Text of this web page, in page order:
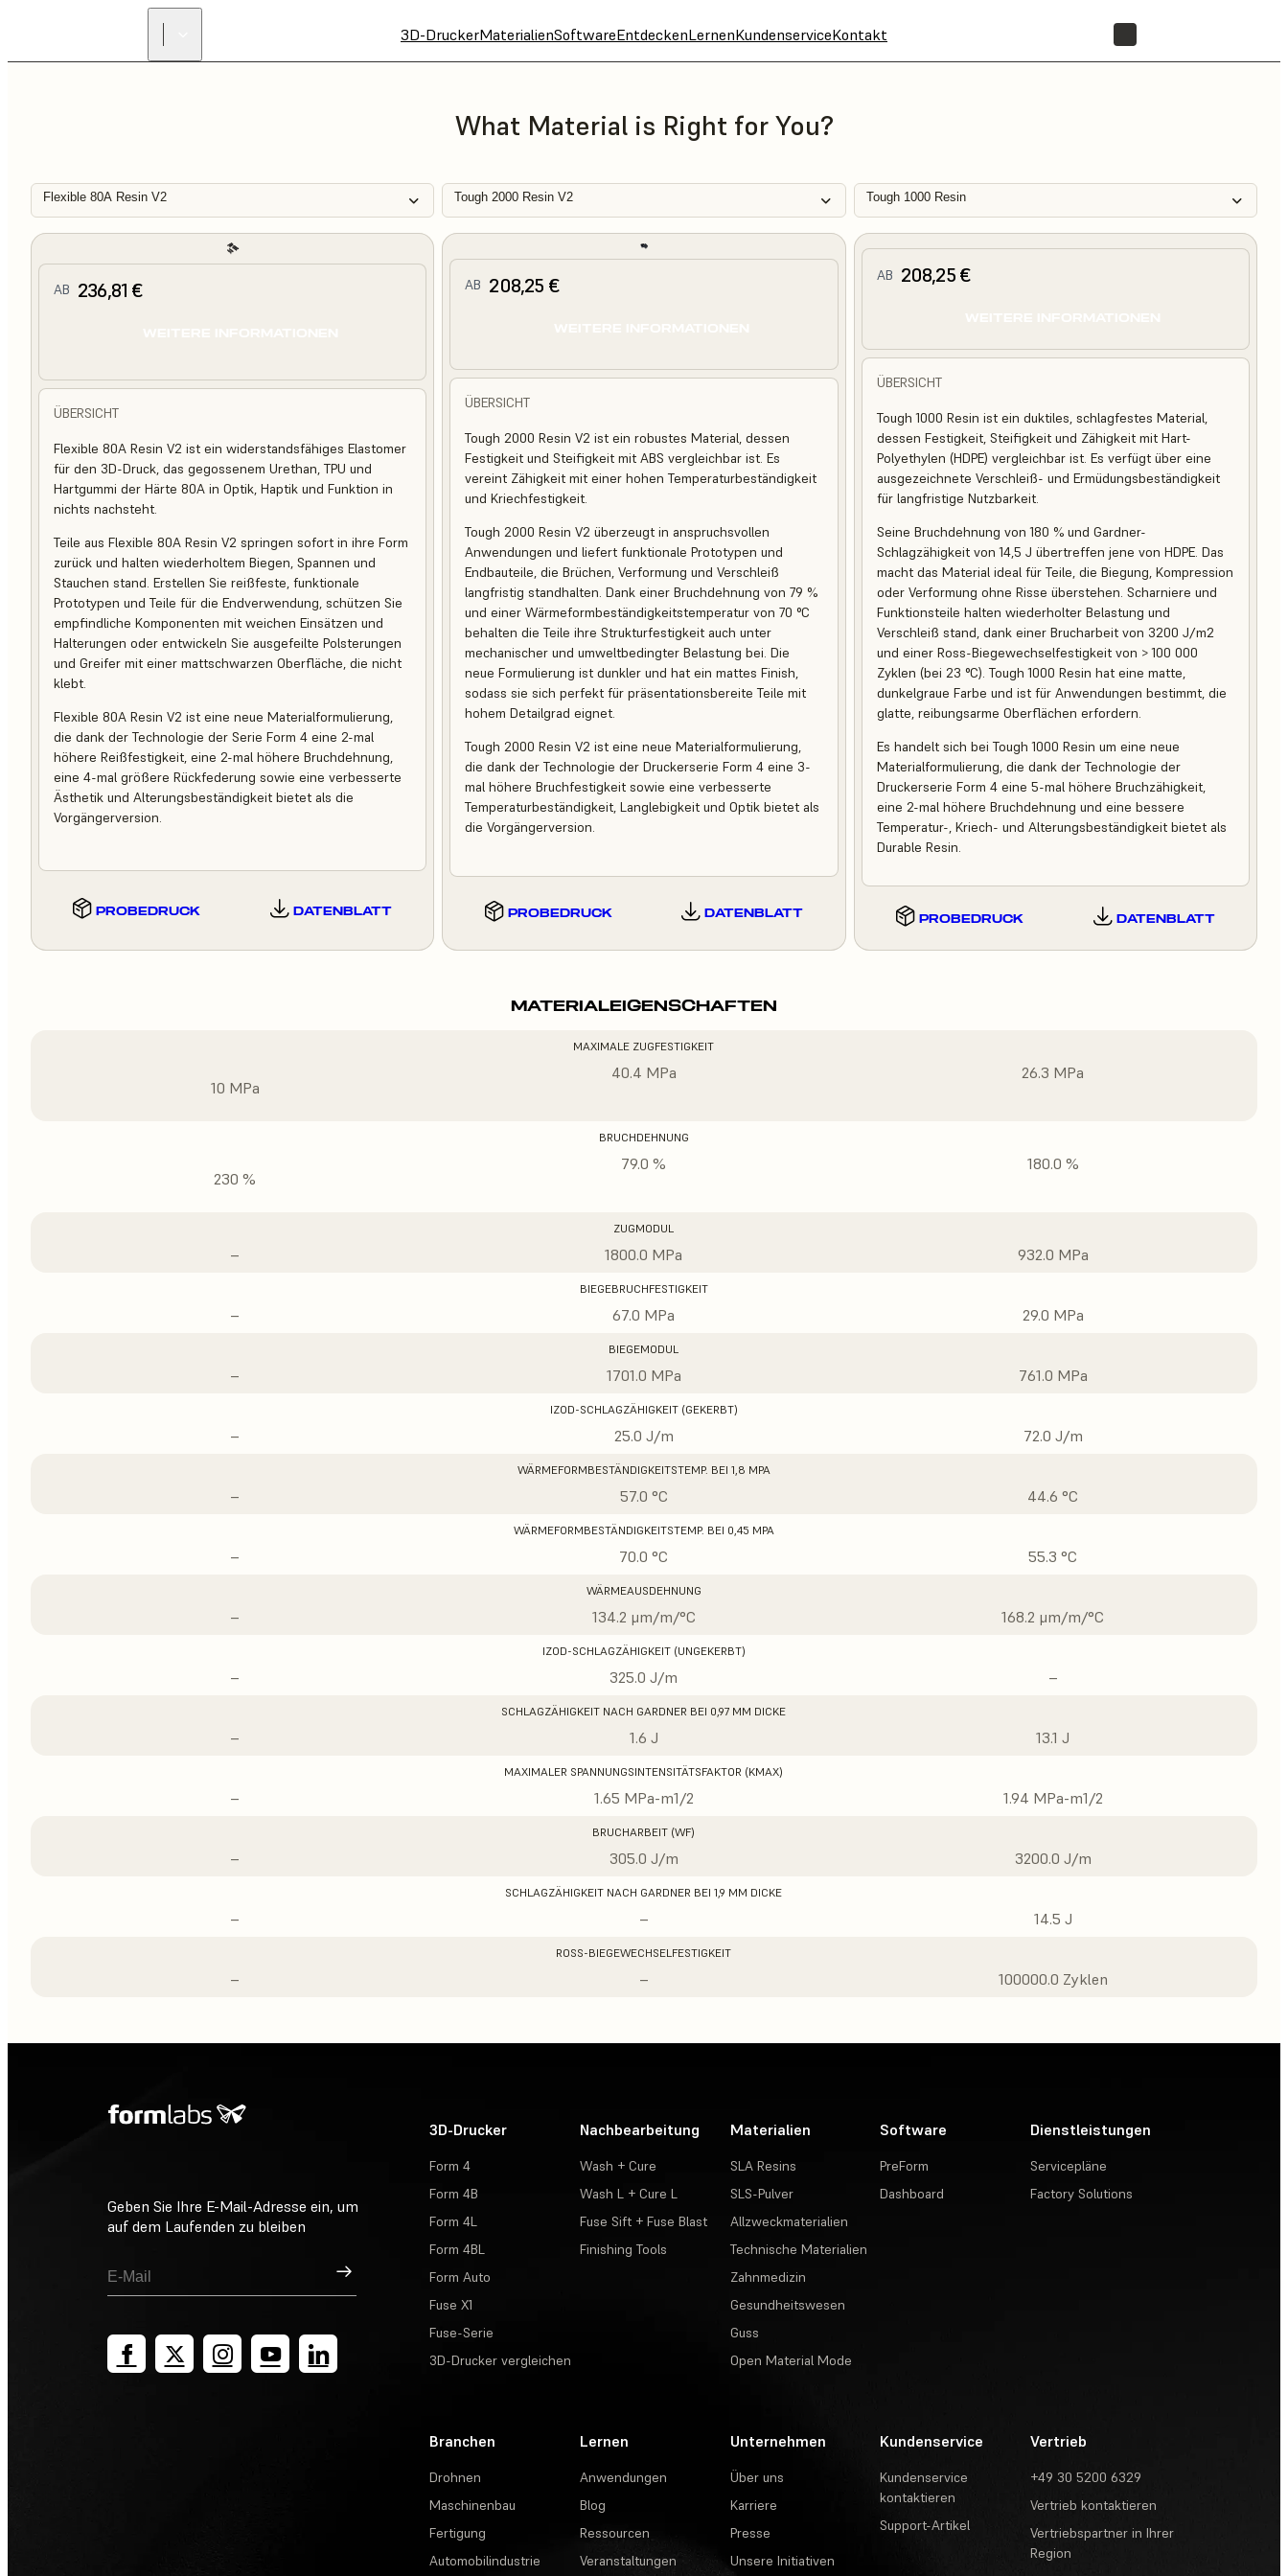
3D-DruckerMaterialienSoftwareEntdeckenLernenKundenserviceKontakt
What Material is Right for You?
Flexible 80A Resin V2 Tough 2000 Resin V2 Tough 1000 Resin
AB 236,81 €
ÜBERSICHT
Flexible 80A Resin V2 ist ein widerstandsfähiges Elastomer
für den 3D-Druck, das gegossenem Urethan, TPU und
Hartgummi der Härte 80A in Optik, Haptik und Funktion in
nichts nachsteht.
Teile aus Flexible 80A Resin V2 springen sofort in ihre Form
zurück und halten wiederholtem Biegen, Spannen und
Stauchen stand. Erstellen Sie reißfeste, funktionale
Prototypen und Teile für die Endverwendung, schützen Sie
empfindliche Komponenten mit weichen Einsätzen und
Halterungen oder entwickeln Sie ausgefeilte Polsterungen
und Greifer mit einer mattschwarzen Oberfläche, die nicht
klebt.
Flexible 80A Resin V2 ist eine neue Materialformulierung,
die dank der Technologie der Serie Form 4 eine 2-mal
höhere Reißfestigkeit, eine 2-mal höhere Bruchdehnung,
eine 4-mal größere Rückfederung sowie eine verbesserte
Ästhetik und Alterungsbeständigkeit bietet als die
Vorgängerversion.
PROBEDRUCK DATENBLATT
AB 208,25 €
ÜBERSICHT
Tough 2000 Resin V2 ist ein robustes Material, dessen
Festigkeit und Steifigkeit mit ABS vergleichbar ist. Es
vereint Zähigkeit mit einer hohen Temperaturbeständigkeit
und Kriechfestigkeit.
Tough 2000 Resin V2 überzeugt in anspruchsvollen
Anwendungen und liefert funktionale Prototypen und
Endbauteile, die Brüchen, Verformung und Verschleiß
langfristig standhalten. Dank einer Bruchdehnung von 79 %
und einer Wärmeformbeständigkeitstemperatur von 70 °C
behalten die Teile ihre Strukturfestigkeit auch unter
mechanischer und umweltbedingter Belastung bei. Die
neue Formulierung ist dunkler und hat ein mattes Finish,
sodass sie sich perfekt für präsentationsbereite Teile mit
hohem Detailgrad eignet.
Tough 2000 Resin V2 ist eine neue Materialformulierung,
die dank der Technologie der Druckerserie Form 4 eine 3-
mal höhere Bruchfestigkeit sowie eine verbesserte
Temperaturbeständigkeit, Langlebigkeit und Optik bietet als
die Vorgängerversion.
PROBEDRUCK DATENBLATT
AB 208,25 €
ÜBERSICHT
Tough 1000 Resin ist ein duktiles, schlagfestes Material,
dessen Festigkeit, Steifigkeit und Zähigkeit mit Hart-
Polyethylen (HDPE) vergleichbar ist. Es verfügt über eine
ausgezeichnete Verschleiß- und Ermüdungsbeständigkeit
für langfristige Nutzbarkeit.
Seine Bruchdehnung von 180 % und Gardner-
Schlagzähigkeit von 14,5 J übertreffen jene von HDPE. Das
macht das Material ideal für Teile, die Biegung, Kompression
oder Verformung ohne Risse überstehen. Scharniere und
Funktionsteile halten wiederholter Belastung und
Verschleiß stand, dank einer Brucharbeit von 3200 J/m2
und einer Ross-Biegewechselfestigkeit von > 100 000
Zyklen (bei 23 °C). Tough 1000 Resin hat eine matte,
dunkelgraue Farbe und ist für Anwendungen bestimmt, die
glatte, reibungsarme Oberflächen erfordern.
Es handelt sich bei Tough 1000 Resin um eine neue
Materialformulierung, die dank der Technologie der
Druckerserie Form 4 eine 5-mal höhere Bruchzähigkeit,
eine 2-mal höhere Bruchdehnung und eine bessere
Temperatur-, Kriech- und Alterungsbeständigkeit bietet als
Durable Resin.
PROBEDRUCK DATENBLATT
MATERIALEIGENSCHAFTEN
MAXIMALE ZUGFESTIGKEIT
10 MPa
40.4 MPa 26.3 MPa
BRUCHDEHNUNG
230 %
79.0 % 180.0 %
ZUGMODUL
– 1800.0 MPa 932.0 MPa
BIEGEBRUCHFESTIGKEIT
– 67.0 MPa 29.0 MPa
BIEGEMODUL
– 1701.0 MPa 761.0 MPa
IZOD-SCHLAGZÄHIGKEIT (GEKERBT)
– 25.0 J/m 72.0 J/m
WÄRMEFORMBESTÄNDIGKEITSTEMP. BEI 1,8 MPA
– 57.0 °C 44.6 °C
WÄRMEFORMBESTÄNDIGKEITSTEMP. BEI 0,45 MPA
– 70.0 °C 55.3 °C
WÄRMEAUSDEHNUNG
– 134.2 μm/m/°C 168.2 μm/m/°C
IZOD-SCHLAGZÄHIGKEIT (UNGEKERBT)
– 325.0 J/m –
SCHLAGZÄHIGKEIT NACH GARDNER BEI 0,97 MM DICKE
– 1.6 J 13.1 J
MAXIMALER SPANNUNGSINTENSITÄTSFAKTOR (KMAX)
– 1.65 MPa-m1/2 1.94 MPa-m1/2
BRUCHARBEIT (WF)
– 305.0 J/m 3200.0 J/m
SCHLAGZÄHIGKEIT NACH GARDNER BEI 1,9 MM DICKE
– – 14.5 J
ROSS-BIEGEWECHSELFESTIGKEIT
– – 100000.0 Zyklen
Geben Sie Ihre E-Mail-Adresse ein, um
auf dem Laufenden zu bleiben
Registrieren
3D-Drucker
Form 4
Form 4B
Form 4L
Form 4BL
Form Auto
Fuse X1
Fuse-Serie
3D-Drucker vergleichen
Nachbearbeitung
Wash + Cure
Wash L + Cure L
Fuse Sift + Fuse Blast
Finishing Tools
Materialien
SLA Resins
SLS-Pulver
Allzweckmaterialien
Technische Materialien
Zahnmedizin
Gesundheitswesen
Guss
Open Material Mode
Software
PreForm
Dashboard
Dienstleistungen
Servicepläne
Factory Solutions
Branchen
Drohnen
Maschinenbau
Fertigung
Automobilindustrie
Lernen
Anwendungen
Blog
Ressourcen
Veranstaltungen
Unternehmen
Über uns
Karriere
Presse
Unsere Initiativen
Kundenservice
Kundenservice
kontaktieren
Support-Artikel
Vertrieb
+49 30 5200 6329
Vertrieb kontaktieren
Vertriebspartner in Ihrer
Region